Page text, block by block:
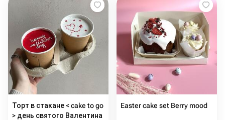
Торт в стакане < cake to go
> день святого Валентина
Easter cake set Berry mood